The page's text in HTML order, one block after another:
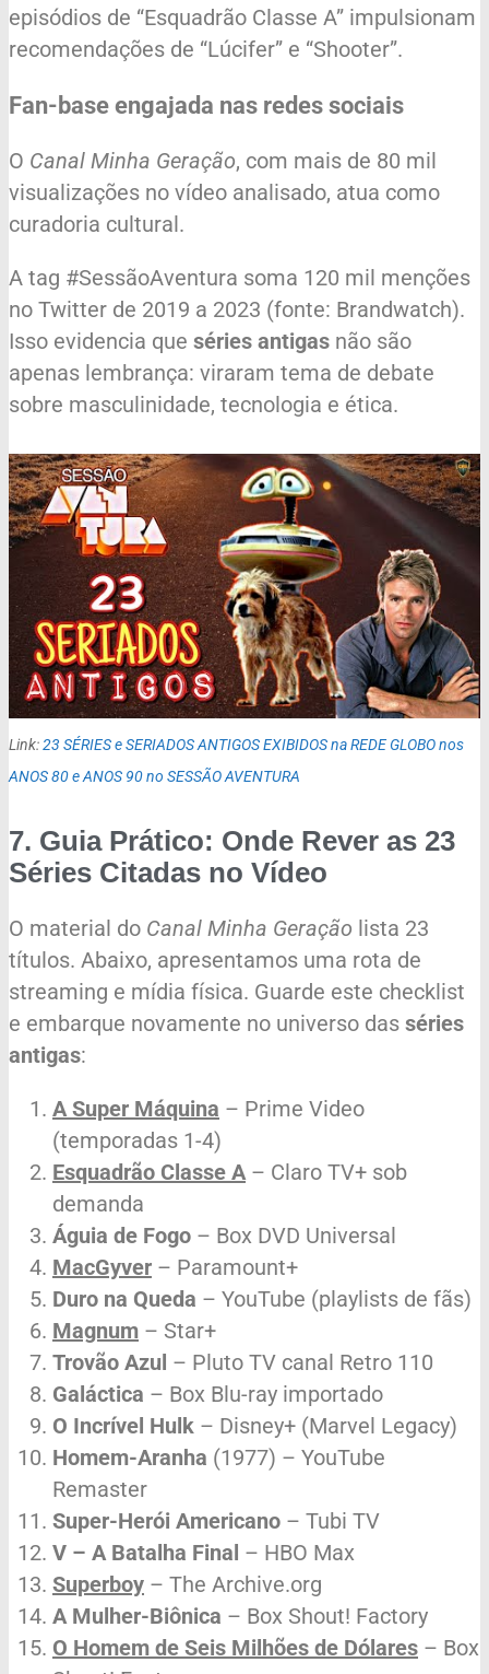
episódios de “Esquadrão Classe A” impulsionam
recomendações de “Lúcifer” e “Shooter”.
Fan-base engajada nas redes sociais
O Canal Minha Geração, com mais de 80 mil
visualizações no vídeo analisado, atua como
curadoria cultural.
A tag #SessãoAventura soma 120 mil menções
no Twitter de 2019 a 2023 (fonte: Brandwatch).
Isso evidencia que séries antigas não são
apenas lembrança: viraram tema de debate
sobre masculinidade, tecnologia e ética.
Link:23 SÉRIES e SERIADOS ANTIGOS EXIBIDOS na REDE GLOBO nos
ANOS 80 e ANOS 90 no SESSÃO AVENTURA
7. Guia Prático: Onde Rever as 23
Séries Citadas no Vídeo
O material do Canal Minha Geração lista 23
títulos. Abaixo, apresentamos uma rota de
streaming e mídia física. Guarde este checklist
e embarque novamente no universo das séries
antigas:
A Super Máquina – Prime Video
(temporadas 1-4)
Esquadrão Classe A– Claro TV+ sob
demanda
Águia de Fogo – Box DVD Universal
MacGyver – Paramount+
Duro na Queda – YouTube (playlists de fãs)
Magnum – Star+
Trovão Azul – Pluto TV canal Retro 110
Galáctica – Box Blu-ray importado
O Incrível Hulk – Disney+ (Marvel Legacy)
Homem-Aranha (1977) – YouTube
Remaster
Super-Herói Americano – Tubi TV
V – A Batalha Final – HBO Max
Superboy – The Archive.org
A Mulher-Biônica – Box Shout! Factory
O Homem de Seis Milhões de Dólares – Box